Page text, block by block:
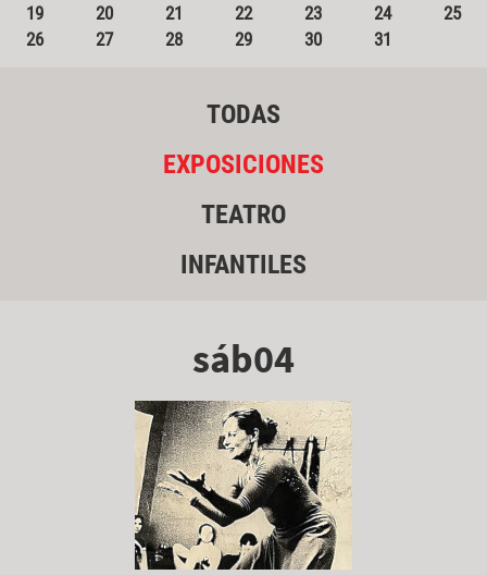
19
20 21 22 23 24
25
26
27 28 29 30 31
TODAS
EXPOSICIONES
TEATRO
INFANTILES
sáb04